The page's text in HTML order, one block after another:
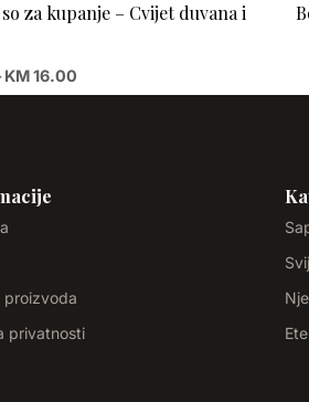
za kupanje – Cvijet duvana i
KM16.00
proizvoda
privatnosti